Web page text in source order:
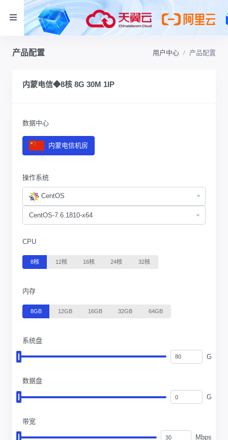
产品配置 用户中心 产品配置
内蒙电信◆8核 8G 30M 1IP
数据中心
内蒙电信机房
操作系统
CentOS
CPU
8核 12核 16核 24核 32核
内存
8GB 12GB 16GB 32GB 64GB
系统盘
G
数据盘
G
带宽
Mbps